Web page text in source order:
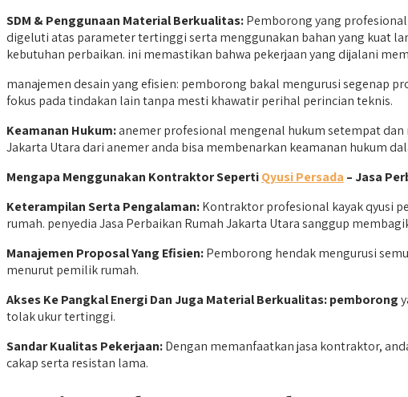
SDM &Penggunaan Material Berkualitas:Pemborong yang
digeluti atas parameter tertinggi serta menggunakan bahan yang kuat
kebutuhan perbaikan. ini memastikan bahwa pekerjaan yang dijalani
manajemen desain yang efisien: pemborong bakal mengurusi segenap
fokus pada tindakan lain tanpa mesti khawatir perihal perincian teknis.
Keamanan Hukum:anemer profesional mengenal hukum setempat
Jakarta Utara dari anemer anda bisa membenarkan keamanan hukum
Mengapa Menggunakan Kontraktor SepertiQyusi Persada – Jasa
Keterampilan Serta Pengalaman:Kontraktor profesional kayak qyusi
rumah. penyedia Jasa Perbaikan Rumah Jakarta Utara sanggup
Manajemen Proposal Yang Efisien:Pemborong hendak mengurusi
menurut pemilik rumah.
Akses Ke Pangkal Energi Dan Juga Material Berkualitas:pemborong
tolak ukur tertinggi.
Sandar Kualitas Pekerjaan:Dengan memanfaatkan jasa kontraktor,
cakap serta resistan lama.